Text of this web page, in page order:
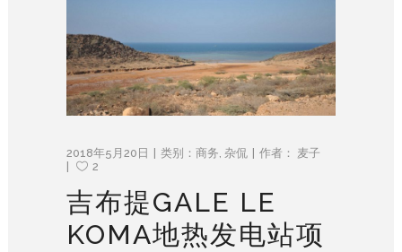
2018年5月20日 类别： 商务, 杂侃 作者： 麦子
2
吉布提GALE LE
KOMA地热发电站项